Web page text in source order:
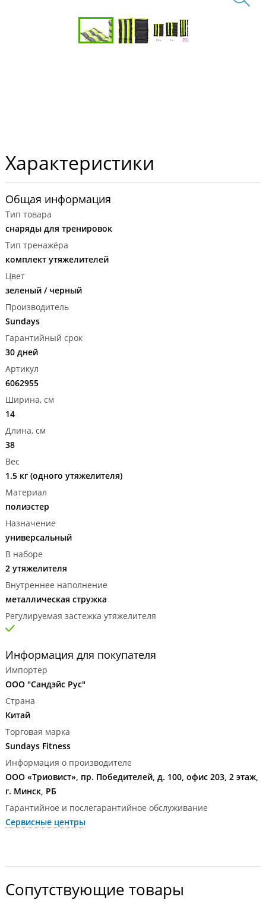
Характеристики
Общая информация
Тип товара
снаряды для тренировок
Тип тренажёра
комплект утяжелителей
Цвет
зеленый / черный
Производитель
Sundays
Гарантийный срок
30 дней
Артикул
6062955
Ширина, см
14
Длина, см
38
Вес
1.5 кг (одного утяжелителя)
Материал
полиэстер
Назначение
универсальный
В наборе
2 утяжелителя
Внутреннее наполнение
металлическая стружка
Регулируемая застежка утяжелителя
Информация для покупателя
Импортер
ООО "Сандэйс Рус"
Страна
Китай
Торговая марка
Sundays Fitness
Информация о производителе
ООО «Триовист», пр. Победителей, д. 100, офис 203, 2 этаж,
г. Минск, РБ
Гарантийное и послегарантийное обслуживание
Сервисные центры
Сопутствующие товары